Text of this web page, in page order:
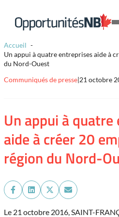
Skip to content
Lien
page
Accueil
Un appui à quatre entreprises aide à
du Nord-Ouest
Un appui à
aide à créer 20
région du Nord-
Communiqués de presse|21 octobre
Share
on
Facebook
Share
on
LinkedIn
Share
on
X
Share
on
Email
Le 21 octobre 2016, SAINT-